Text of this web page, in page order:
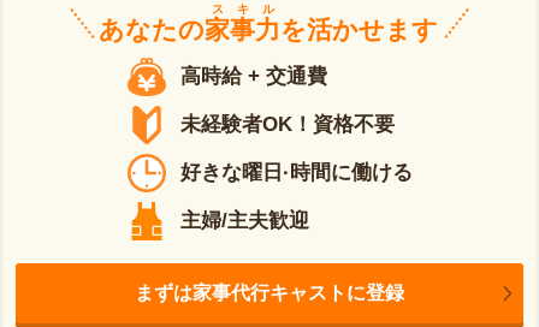
あなたの家事力
スキル
を活かせます
高時給 + 交通費
未経験者OK！資格不要
好きな曜日·時間に働ける
主婦/主夫歓迎
まずは家事代行キャストに登録